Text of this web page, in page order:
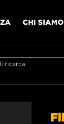
CHI SIAMO
ricerca